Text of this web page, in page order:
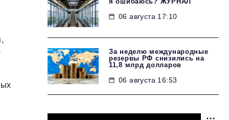
06 августа 17:10
За неделю международные
резервы РФ снизились на
11,8 млрд долларов
06 августа 16:53